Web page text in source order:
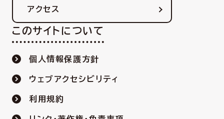
アクセス
このサイトについて
個人情報保護方針
ウェブアクセシビリティ
利用規約